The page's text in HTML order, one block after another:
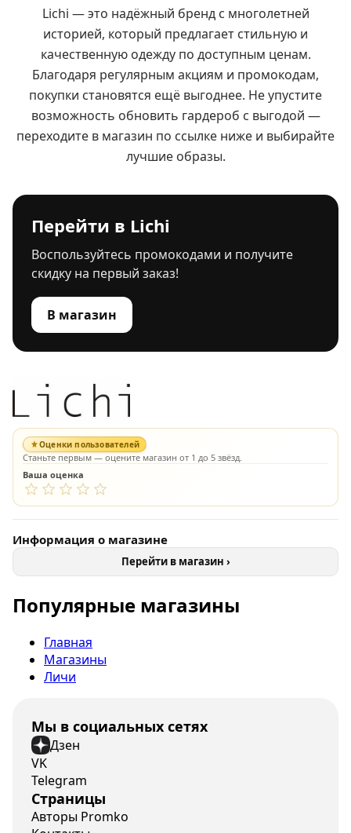
Lichi — это надёжный бренд с многолетней
историей, который предлагает стильную и
качественную одежду по доступным ценам.
Благодаря регулярным акциям и промокодам,
покупки становятся ещё выгоднее. Не упустите
возможность обновить гардероб с выгодой —
переходите в магазин по ссылке ниже и выбирайте
лучшие образы.
Перейти в Lichi
Воспользуйтесь промокодами и получите
скидку на первый заказ!
В магазин
Оценки пользователей
Станьте первым — оцените магазин от 1 до 5 звёзд.
Ваша оценка
Информация о магазине
Перейти в магазин ›
Популярные магазины
Главная
Магазины
Личи
Мы в социальных сетях
Дзен
VK
Telegram
Страницы
Авторы Promko